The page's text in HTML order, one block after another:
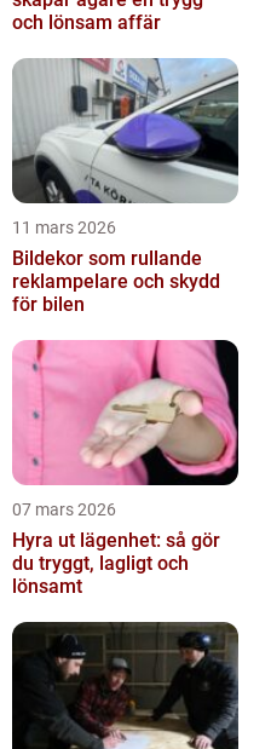
och lönsam affär
11 mars 2026
Bildekor som rullande
reklampelare och skydd
för bilen
07 mars 2026
Hyra ut lägenhet: så gör
du tryggt, lagligt och
lönsamt